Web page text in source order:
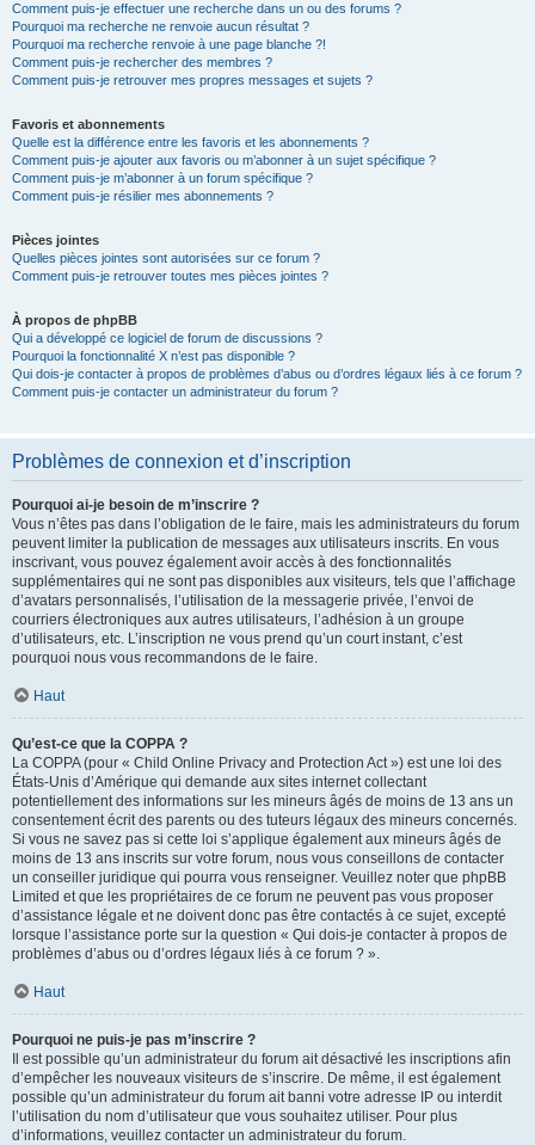
Comment puis-je effectuer une recherche dans un ou des forums ?
Pourquoi ma recherche ne renvoie aucun résultat ?
Pourquoi ma recherche renvoie à une page blanche ?!
Comment puis-je rechercher des membres ?
Comment puis-je retrouver mes propres messages et sujets ?
Favoris et abonnements
Quelle est la différence entre les favoris et les abonnements ?
Comment puis-je ajouter aux favoris ou m’abonner à un sujet spécifique ?
Comment puis-je m’abonner à un forum spécifique ?
Comment puis-je résilier mes abonnements ?
Pièces jointes
Quelles pièces jointes sont autorisées sur ce forum ?
Comment puis-je retrouver toutes mes pièces jointes ?
À propos de phpBB
Qui a développé ce logiciel de forum de discussions ?
Pourquoi la fonctionnalité X n’est pas disponible ?
Qui dois-je contacter à propos de problèmes d’abus ou d’ordres légaux liés à ce forum ?
Comment puis-je contacter un administrateur du forum ?
Problèmes de connexion et d’inscription
Pourquoi ai-je besoin de m’inscrire ?
Vous n’êtes pas dans l’obligation de le faire, mais les administrateurs du forum
peuvent limiter la publication de messages aux utilisateurs inscrits. En vous
inscrivant, vous pouvez également avoir accès à des fonctionnalités
supplémentaires qui ne sont pas disponibles aux visiteurs, tels que l’affichage
d’avatars personnalisés, l’utilisation de la messagerie privée, l’envoi de
courriers électroniques aux autres utilisateurs, l’adhésion à un groupe
d’utilisateurs, etc. L’inscription ne vous prend qu’un court instant, c’est
pourquoi nous vous recommandons de le faire.
Haut
Qu’est-ce que la COPPA ?
La COPPA (pour « Child Online Privacy and Protection Act ») est une loi des
États-Unis d’Amérique qui demande aux sites internet collectant
potentiellement des informations sur les mineurs âgés de moins de 13 ans un
consentement écrit des parents ou des tuteurs légaux des mineurs concernés.
Si vous ne savez pas si cette loi s’applique également aux mineurs âgés de
moins de 13 ans inscrits sur votre forum, nous vous conseillons de contacter
un conseiller juridique qui pourra vous renseigner. Veuillez noter que phpBB
Limited et que les propriétaires de ce forum ne peuvent pas vous proposer
d’assistance légale et ne doivent donc pas être contactés à ce sujet, excepté
lorsque l’assistance porte sur la question « Qui dois-je contacter à propos de
problèmes d’abus ou d’ordres légaux liés à ce forum ? ».
Haut
Pourquoi ne puis-je pas m’inscrire ?
Il est possible qu’un administrateur du forum ait désactivé les inscriptions afin
d’empêcher les nouveaux visiteurs de s’inscrire. De même, il est également
possible qu’un administrateur du forum ait banni votre adresse IP ou interdit
l’utilisation du nom d’utilisateur que vous souhaitez utiliser. Pour plus
d’informations, veuillez contacter un administrateur du forum.